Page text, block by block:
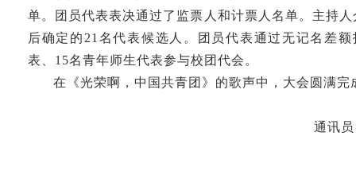
单。团员代表表决通过了监票人和计票人名单。主持
后确定的21名代表候选人。团员代表通过无记名差
表、15名青年师生代表参与校团代会。
在《光荣啊，中国共青团》的歌声中，大会圆满
通讯